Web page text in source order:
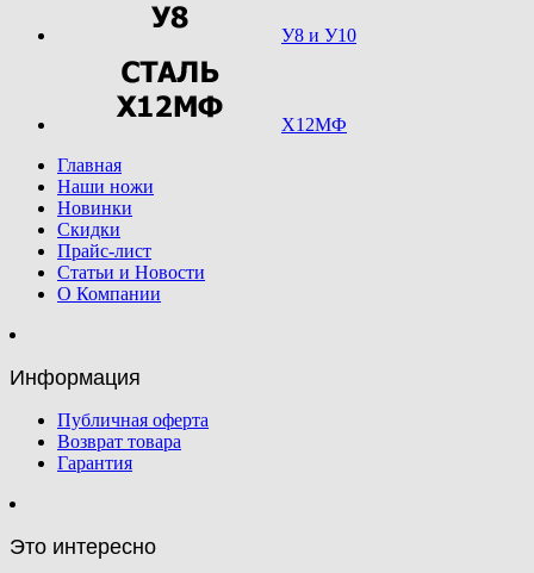
У8 и У10
Х12МФ
Главная
Наши ножи
Новинки
Скидки
Прайс-лист
Статьи и Новости
О Компании
Информация
Публичная оферта
Возврат товара
Гарантия
Это интересно